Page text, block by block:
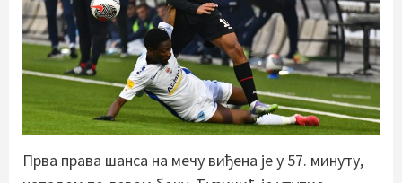
Прва права шанса на мечу виђена је у 57. минуту,